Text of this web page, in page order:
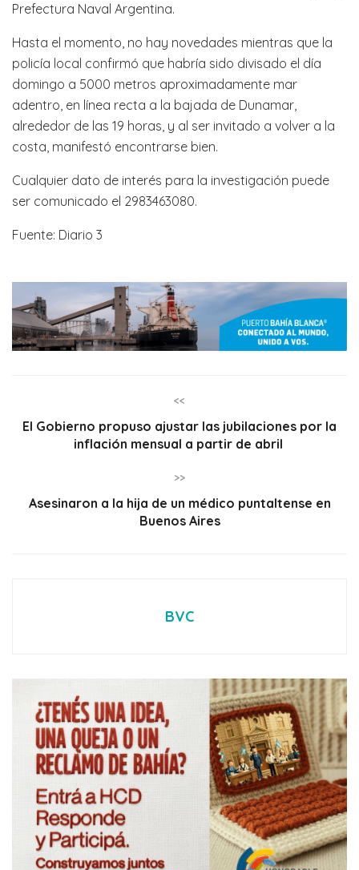
Prefectura Naval Argentina.
Hasta el momento, no hay novedades mientras que la
policía local confirmó que habría sido divisado el día
domingo a 5000 metros aproximadamente mar
adentro, en línea recta a la bajada de Dunamar,
alrededor de las 19 horas, y al ser invitado a volver a la
costa, manifestó encontrarse bien.
Cualquier dato de interés para la investigación puede
ser comunicado el 2983463080.
Fuente: Diario 3
<<
El Gobierno propuso ajustar las jubilaciones por la
inflación mensual a partir de abril
>>
Asesinaron a la hija de un médico puntaltense en
Buenos Aires
BVC